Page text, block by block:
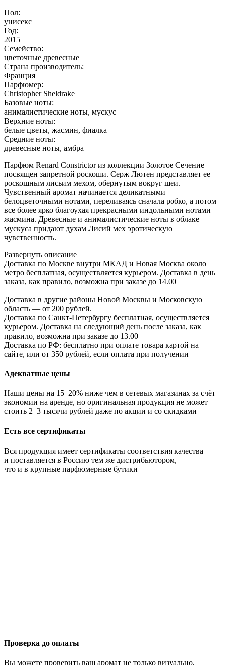
Пол:
унисекс
Год:
2015
Семейство:
цветочные древесные
Страна производитель:
Франция
Парфюмер:
Christopher Sheldrake
Базовые ноты:
анималистические ноты, мускус
Верхние ноты:
белые цветы, жасмин, фиалка
Средние ноты:
древесные ноты, амбра
Парфюм Renard Constrictor из коллекции Золотое Сечение
посвящен запретной роскоши. Серж Лютен представляет ее
роскошным лисьим мехом, обернутым вокруг шеи.
Чувственный аромат начинается деликатными
белоцветочными нотами, переливаясь сначала робко, а потом
все более ярко благоухая прекрасными индольными нотами
жасмина. Древесные и анималистические ноты в облаке
мускуса придают духам Лисий мех эротическую
чувственность.
Развернуть описание
Доставка по Москве внутри МКАД и Новая Москва около
метро бесплатная, осуществляется курьером. Доставка в день
заказа, как правило, возможна при заказе до 14.00
Доставка в другие районы Новой Москвы и Московскую
область — от 200 рублей.
Доставка по Санкт-Петербургу бесплатная, осуществляется
курьером. Доставка на следующий день после заказа, как
правило, возможна при заказе до 13.00
Доставка по РФ: бесплатно при оплате товара картой на
сайте, или от 350 рублей, если оплата при получении
Адекватные цены
Наши цены на 15–20% ниже чем в сетевых магазинах за счёт
экономии на аренде, но оригинальная продукция не может
стоить 2–3 тысячи рублей даже по акции и со скидками
Есть все сертификаты
Вся продукция имеет сертификаты соответствия качества
и поставляется в Россию тем же дистрибьютором,
что и в крупные парфюмерные бутики
Проверка до оплаты
Вы можете проверить ваш аромат не только визуально,